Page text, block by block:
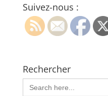
Suivez-nous :
Rechercher
Search
for: